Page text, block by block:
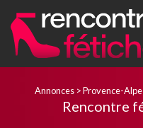
Annonces >Provence-
Rencontre